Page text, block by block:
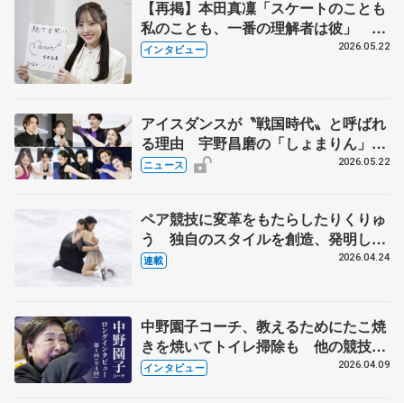
【再掲】本田真凜「スケートのことも
私のことも、一番の理解者は彼」 引
退時の単独インタビューで語った競技
インタビュー 2026.05.22
アイスダンスが〝戦国時代〟と呼ばれ
る理由 宇野昌磨の「しょまりん」ら
実力者が相次いで参戦 国内の競争激
ニュース 2026.05.22
ペア競技に変革をもたらしたりくりゅ
う 独自のスタイルを創造、発明した
【引退発表後②】
連載 2026.04.24
中野園子コーチ、教えるためにたこ焼
きを焼いてトイレ掃除も 他の競技に
も通用するという坂本花織の筋肉
インタビュー 2026.04.09